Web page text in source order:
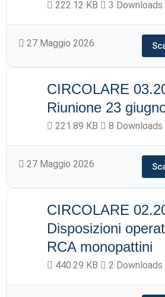
222.12 KB 3 Downloads
27 Maggio 2026
CIRCOLARE
Riunione 23
221.89 KB 8 Downloads
27 Maggio 2026
CIRCOLARE
Disposizioni
RCA monopattini
440.29 KB 2 Downloads